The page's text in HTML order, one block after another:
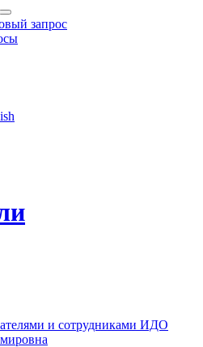
запрос
и сотрудниками ИДО